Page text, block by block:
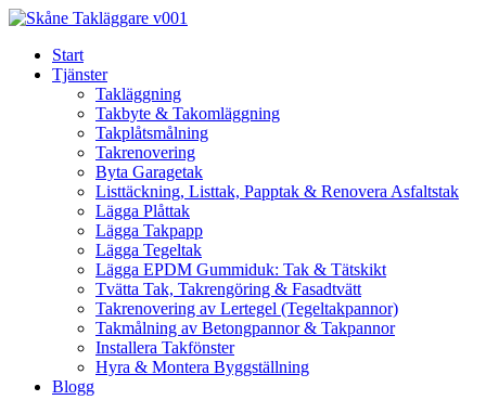
Skip
contentStart
Tjänster
Takläggning
Takbyte & Takomläggning
Takplåtsmålning
Takrenovering
Byta Garagetak
Listtäckning, Listtak, Papptak & Renovera Asfaltstak
Lägga Plåttak
Lägga Takpapp
Lägga Tegeltak
Lägga EPDM Gummiduk: Tak & Tätskikt
Tvätta Tak, Takrengöring & Fasadtvätt
Takrenovering av Lertegel (Tegeltakpannor)
Takmålning av Betongpannor & Takpannor
Installera Takfönster
Hyra & Montera Byggställning
Blogg